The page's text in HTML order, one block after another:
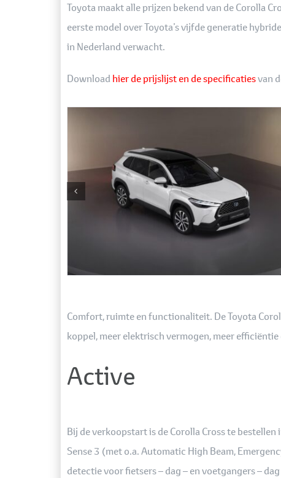
Toyota maakt alle prijzen bekend van de Corolla
eerste model over Toyota’s vijfde generatie
in Nederland verwacht.
Download hier de prijslijst en de specificatiesvan
Comfort, ruimte en functionaliteit. De Toyota
koppel, meer elektrisch vermogen, meer efficiëntie
Active
Bij de verkoopstart is de Corolla Cross te
Sense 3 (met o.a. Automatic High Beam,
detectie voor fietsers – dag – en voetgangers –